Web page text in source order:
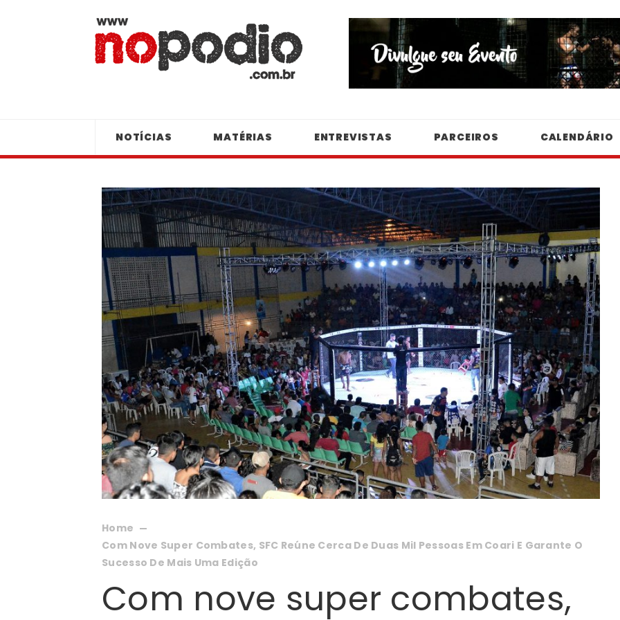
NOTÍCIAS MATÉRIAS ENTREVISTAS PARCEIROS CALENDÁRIO
Home
Com Nove Super Combates, SFC Reúne Cerca De Duas Mil Pessoas Em Coari E Garante O
Sucesso De Mais Uma Edição
Com nove super combates,